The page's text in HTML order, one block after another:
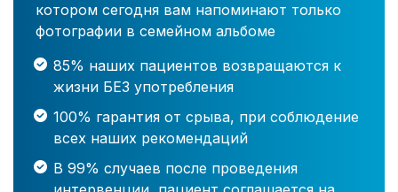
котором сегодня вам напоминают только
фотографии в семейном альбоме
85% наших пациентов возвращаются к
жизни БЕЗ употребления
100% гарантия от срыва, при соблюдение
всех наших рекомендаций
В 99% случаев после проведения